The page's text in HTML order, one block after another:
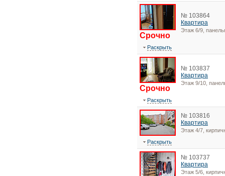
Срочно
№ 103864
Квартира
Этаж 6/9,
Раскрыть
Срочно
№ 103837
Квартира
Этаж 9/10,
Раскрыть
№ 103816
Квартира
Этаж 4/7,
Раскрыть
№ 103737
Квартира
Этаж 5/6,